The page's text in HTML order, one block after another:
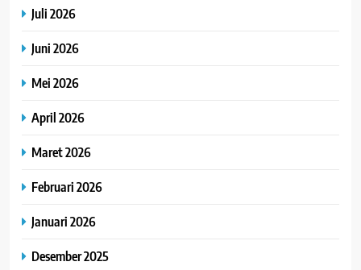
Juli 2026
Juni 2026
Mei 2026
April 2026
Maret 2026
Februari 2026
Januari 2026
Desember 2025